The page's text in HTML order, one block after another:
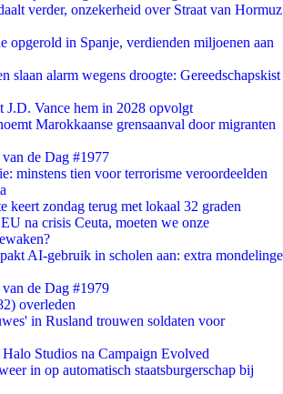
verder, onzekerheid over Straat van Hormuz
opgerold in Spanje, verdienden miljoenen aan
slaan alarm wegens droogte: Gereedschapskist
J.D. Vance hem in 2028 opvolgt
Marokkaanse grensaanval door migranten
de Dag #1977
minstens tien voor terrorisme veroordeelden
keert zondag terug met lokaal 32 graden
na crisis Ceuta, moeten we onze
AI-gebruik in scholen aan: extra mondelinge
de Dag #1979
overleden
in Rusland trouwen soldaten voor
Studios na Campaign Evolved
in op automatisch staatsburgerschap bij